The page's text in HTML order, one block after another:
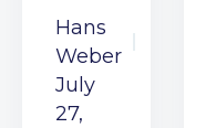
Hans
Weber
July
27,